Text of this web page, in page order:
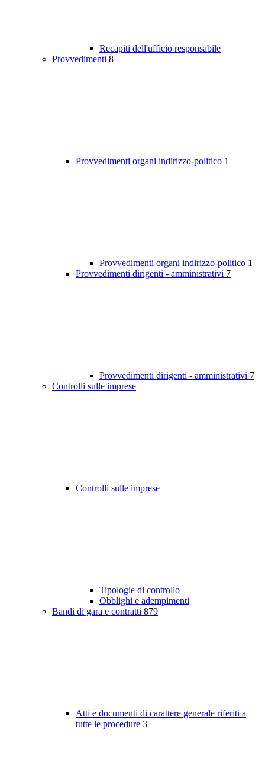
Recapiti dell'ufficio responsabile
Provvedimenti 8
Provvedimenti organi indirizzo-politico 1
Provvedimenti organi indirizzo-politico 1
Provvedimenti dirigenti - amministrativi 7
Provvedimenti dirigenti - amministrativi 7
Controlli sulle imprese
Controlli sulle imprese
Tipologie di controllo
Obblighi e adempimenti
Bandi di gara e contratti 879
Atti e documenti di carattere generale riferiti a
tutte le procedure 3